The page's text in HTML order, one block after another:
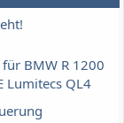
BMW R 1200
Lumitecs QL4